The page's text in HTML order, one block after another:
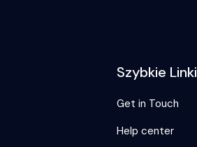
Szybkie Linki
Get in Touch
Help center